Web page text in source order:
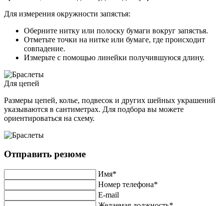
Для измерения окружности запястья:
Оберните нитку или полоску бумаги вокруг запястья.
Отметьте точки на нитке или бумаге, где происходит
совпадение.
Измерьте с помощью линейки получившуюся длину.
Для цепей
Размеры цепей, колье, подвесок и других шейных украшений
указываются в сантиметрах. Для подбора вы можете
ориентироваться на схему.
Отправить резюме
Имя*
Номер телефона*
E-mail